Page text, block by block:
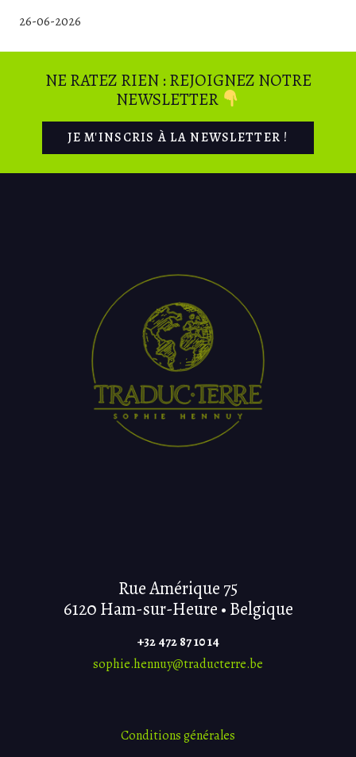
26-06-2026
NE RATEZ RIEN : REJOIGNEZ NOTRE
NEWSLETTER
JE M'INSCRIS À LA NEWSLETTER !
Rue Amérique 75
6120 Ham-sur-Heure • Belgique
+32 472 87 10 14
sophie.hennuy@traducterre.be
Conditions générales